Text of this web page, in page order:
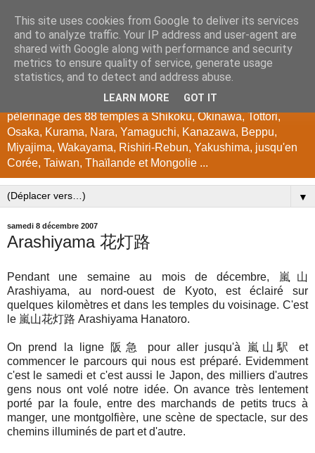
japon
Encyclopédie photographique du Japon. Photos de Kyoto,
temples, jardins, festivals, instants japonais, couleurs
d'automne, cerisiers, tours en vélo à Hokkaido, Biwako, Gifu,
pèlerinage des 88 temples à Shikoku, Okinawa, Tottori,
Osaka, Kurama, Nara, Yamaguchi, Kanazawa, Beppu,
Miyajima, Wakayama, Rishiri-Rebun, Yakushima, jusqu'en
Corée, Taiwan, Thaïlande et Mongolie ...
▼
samedi 8 décembre 2007
Arashiyama 花灯路
Pendant une semaine au mois de décembre, 嵐山
Arashiyama, au nord-ouest de Kyoto, est éclairé sur
quelques kilomètres et dans les temples du voisinage. C'est
le 嵐山花灯路 Arashiyama Hanatoro.
On prend la ligne 阪急 pour aller jusqu'à 嵐山駅 et
commencer le parcours qui nous est préparé. Evidemment
c'est le samedi et c'est aussi le Japon, des milliers d'autres
gens nous ont volé notre idée. On avance très lentement
porté par la foule, entre des marchands de petits trucs à
manger, une montgolfière, une scène de spectacle, sur des
chemins illuminés de part et d'autre.
This site uses cookies from Google to deliver its services
and to analyze traffic. Your IP address and user-agent are
shared with Google along with performance and security
metrics to ensure quality of service, generate usage
statistics, and to detect and address abuse.
LEARN MORE GOT IT